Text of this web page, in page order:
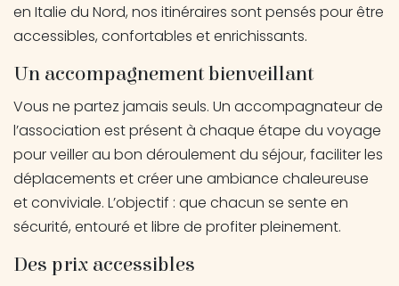
en Italie du Nord, nos itinéraires sont pensés pour être
accessibles, confortables et enrichissants.
Un accompagnement bienveillant
Vous ne partez jamais seuls. Un accompagnateur de
l’association est présent à chaque étape du voyage
pour veiller au bon déroulement du séjour, faciliter les
déplacements et créer une ambiance chaleureuse
et conviviale. L’objectif : que chacun se sente en
sécurité, entouré et libre de profiter pleinement.
Des prix accessibles